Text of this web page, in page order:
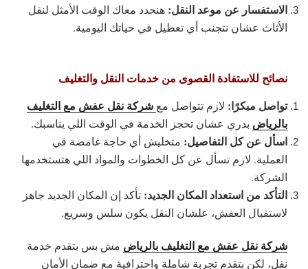
الاستفسار عن موعد النقل: هنحدد معاك الوقت الأمثل لنقل
الأثاث عشان نتجنب أي تعطيل في حياتك اليومية.
نصائح للاستفادة القصوى من خدمات النقل والتغليف
تواصل مبكرًا: لازم تتواصل مع شركة نقل عفش مع التغليف
بالرياض بدري عشان تحجز الخدمة في الوقت اللي يناسبك.
اسأل عن كل التفاصيل: متخليش أي حاجة غامضة في
العملية. لازم تسأل عن كل الخطوات والمواد اللي هتستخدمها
الشركة.
التأكد من استعداد المكان الجديد: تأكد إن المكان الجديد جاهز
لاستقبال العفش، علشان النقل يكون سلس وسريع.
شركة نقل عفش مع التغليف بالرياض مش بس بتقدم خدمة
نقل، لكن بتقدم تجربة شاملة واحترافية مع ضمان الأمان